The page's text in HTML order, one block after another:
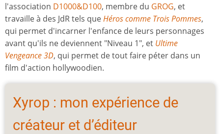
l'association D1000&D100, membre du GROG, et
travaille à des JdR tels queHéros comme Trois Pommes,
qui permet d'incarner l'enfance de leurs personnages
avant qu'ils ne deviennent "Niveau 1", et Ultime
Vengeance 3D, qui permet de tout faire péter dans un
film d'action hollywoodien.
Xyrop : mon expérience de
créateur et d’éditeur